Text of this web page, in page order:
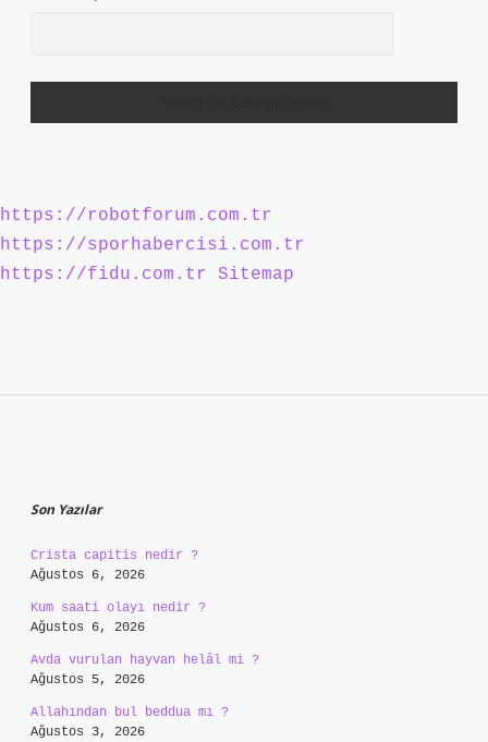
https://robotforum.com.tr
https://sporhabercisi.com.tr
https://fidu.com.tr
Sitemap
Son Yazılar
Crista capitis nedir ?
Ağustos 6, 2026
Kum saati olayı nedir ?
Ağustos 6, 2026
Avda vurulan hayvan helâl mi ?
Ağustos 5, 2026
Allahından bul beddua mı ?
Ağustos 3, 2026